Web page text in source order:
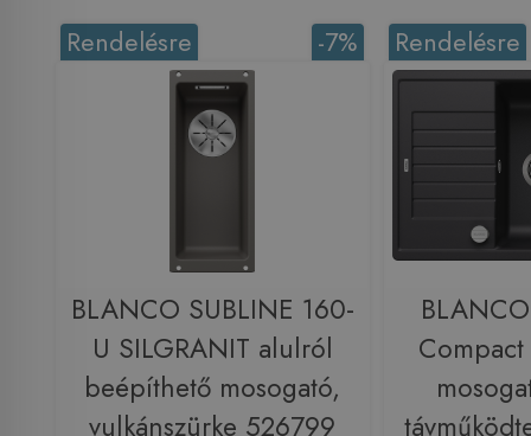
-7%
Rendelésre
BLANCO SUBLINE 160-
U SILGRANIT alulról
beépíthető mosogató,
vulkánszürke 526799
Rendelésre
Compact